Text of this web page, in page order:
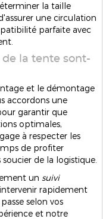
la taille
une circulation
parfaite avec
la tente sont-
et le démontage
accordons une
garantir que
optimales,
à respecter les
de profiter
de la logistique.
un suivi
rapidement
selon vos
et notre